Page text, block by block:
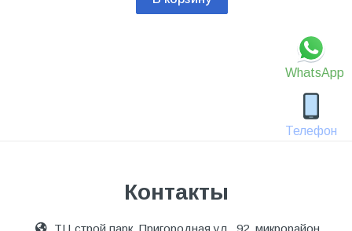
WhatsApp
Телефон
Контакты